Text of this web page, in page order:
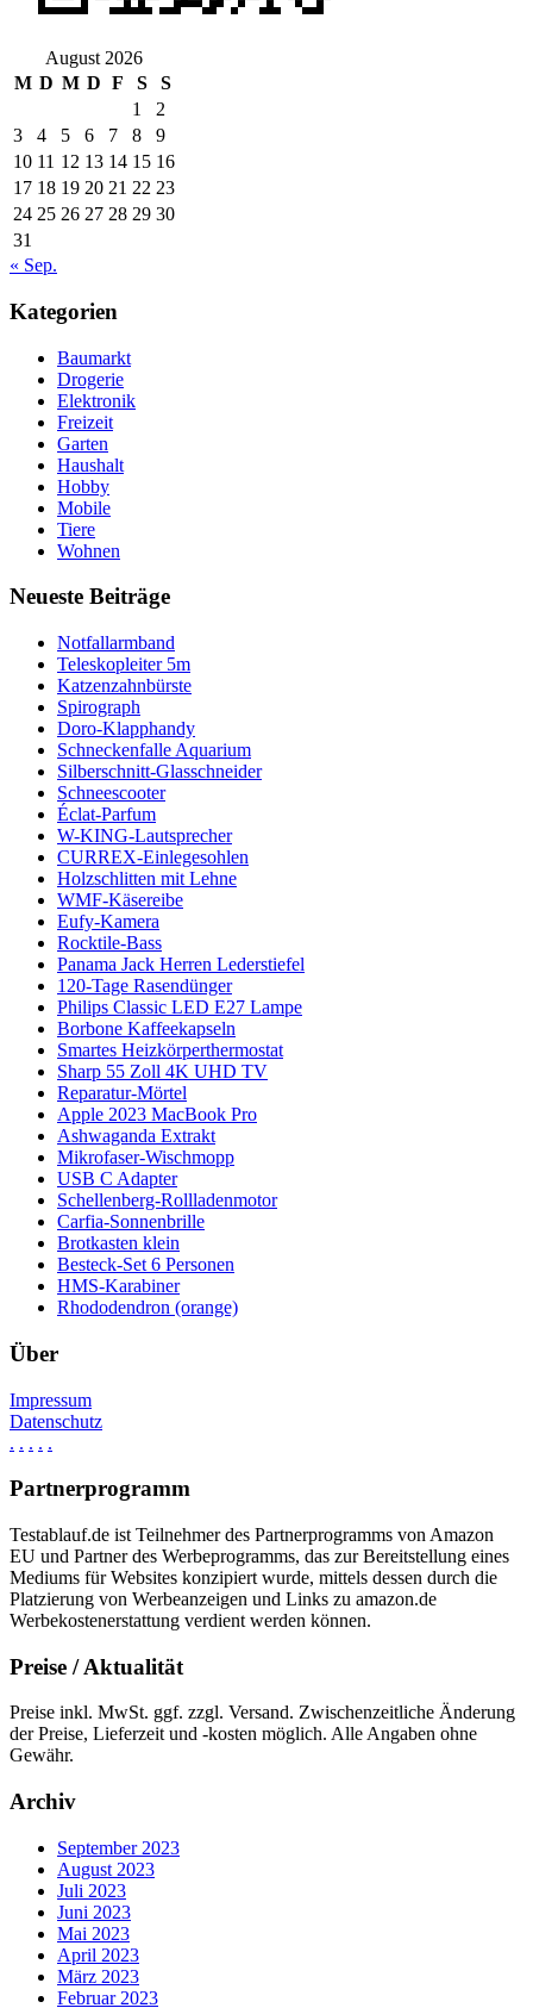
August 2026
M D M D F S
S
1
2
3
4 5 6 7 8
9
10 11 12 13 14 15 16
17 18 19 20 21 22 23
24 25 26 27 28 29 30
31
« Sep.
Kategorien
Baumarkt
Drogerie
Elektronik
Freizeit
Garten
Haushalt
Hobby
Mobile
Tiere
Wohnen
Neueste Beiträge
Notfallarmband
Teleskopleiter 5m
Katzenzahnbürste
Spirograph
Doro-Klapphandy
Schneckenfalle Aquarium
Silberschnitt-Glasschneider
Schneescooter
Éclat-Parfum
W-KING-Lautsprecher
CURREX-Einlegesohlen
Holzschlitten mit Lehne
WMF-Käsereibe
Eufy-Kamera
Rocktile-Bass
Panama Jack Herren Lederstiefel
120-Tage Rasendünger
Philips Classic LED E27 Lampe
Borbone Kaffeekapseln
Smartes Heizkörperthermostat
Sharp 55 Zoll 4K UHD TV
Reparatur-Mörtel
Apple 2023 MacBook Pro
Ashwaganda Extrakt
Mikrofaser-Wischmopp
USB C Adapter
Schellenberg-Rollladenmotor
Carfia-Sonnenbrille
Brotkasten klein
Besteck-Set 6 Personen
HMS-Karabiner
Rhododendron (orange)
Über
Impressum
Datenschutz
. . . . .
Partnerprogramm
Testablauf.de ist Teilnehmer des Partnerprogramms von Amazon
EU und Partner des Werbeprogramms, das zur Bereitstellung eines
Mediums für Websites konzipiert wurde, mittels dessen durch die
Platzierung von Werbeanzeigen und Links zu amazon.de
Werbekostenerstattung verdient werden können.
Preise / Aktualität
Preise inkl. MwSt. ggf. zzgl. Versand. Zwischenzeitliche Änderung
der Preise, Lieferzeit und -kosten möglich. Alle Angaben ohne
Gewähr.
Archiv
September 2023
August 2023
Juli 2023
Juni 2023
Mai 2023
April 2023
März 2023
Februar 2023